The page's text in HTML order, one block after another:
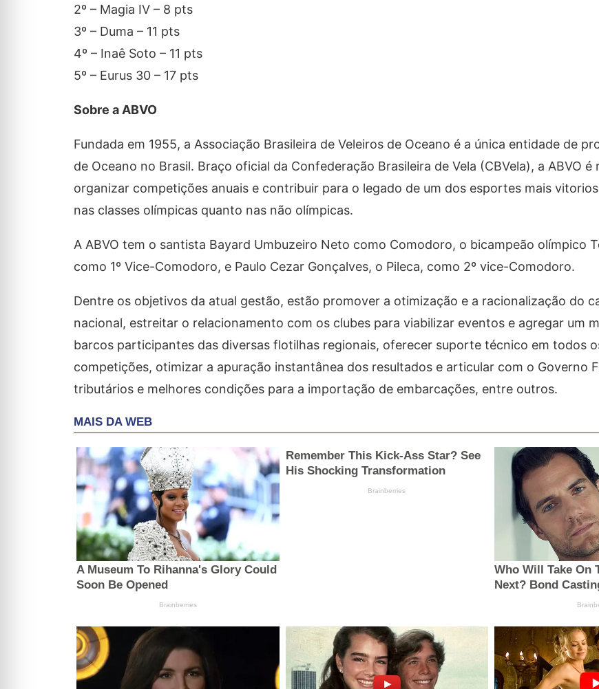
2º – Magia IV – 8 pts
3º – Duma – 11 pts
4º – Inaê Soto – 11 pts
5º – Eurus 30 – 17 pts
Sobre a ABVO
Fundada em 1955, a Associação Brasileira de Veleiros de Oceano é a única entidade de
de Oceano no Brasil. Braço oficial da Confederação Brasileira de Vela (CBVela), a ABVO é
organizar competições anuais e contribuir para o legado de um dos esportes mais
nas classes olímpicas quanto nas não olímpicas.
A ABVO tem o santista Bayard Umbuzeiro Neto como Comodoro, o bicampeão olímpico
como 1º Vice-Comodoro, e Paulo Cezar Gonçalves, o Pileca, como 2º vice-Comodoro.
Dentre os objetivos da atual gestão, estão promover a otimização e a racionalização do
nacional, estreitar o relacionamento com os clubes para viabilizar eventos e agregar um
barcos participantes das diversas flotilhas regionais, oferecer suporte técnico em todos
competições, otimizar a apuração instantânea dos resultados e articular com o Governo
tributários e melhores condições para a importação de embarcações, entre outros.